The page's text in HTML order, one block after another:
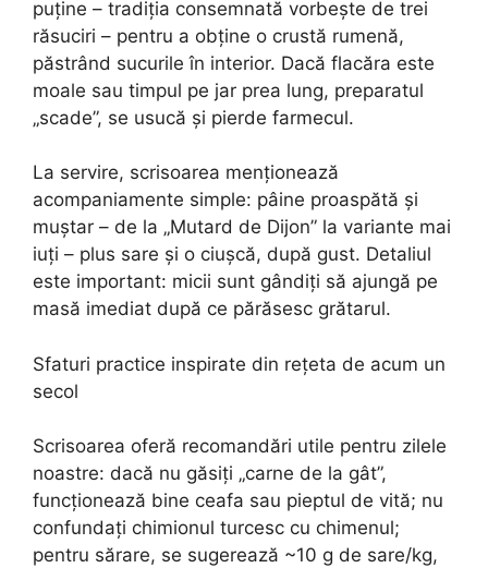
puține – tradiția consemnată vorbește de trei
răsuciri – pentru a obține o crustă rumenă,
păstrând sucurile în interior. Dacă flacăra este
moale sau timpul pe jar prea lung, preparatul
„scade”, se usucă și pierde farmecul.
La servire, scrisoarea menționează
acompaniamente simple: pâine proaspătă și
muștar – de la „Mutard de Dijon” la variante mai
iuți – plus sare și o ciușcă, după gust. Detaliul
este important: micii sunt gândiți să ajungă pe
masă imediat după ce părăsesc grătarul.
Sfaturi practice inspirate din rețeta de acum un
secol
Scrisoarea oferă recomandări utile pentru zilele
noastre: dacă nu găsiți „carne de la gât”,
funcționează bine ceafa sau pieptul de vită; nu
confundați chimionul turcesc cu chimenul;
pentru sărare, se sugerează ~10 g de sare/kg,